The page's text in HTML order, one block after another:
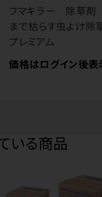
フマキラー 除草
まで枯らす虫よけ除
プレミアム
価格はログイン後表
いる商品